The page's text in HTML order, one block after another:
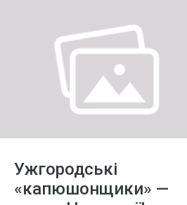
Ужгородські
«капюшонщики» —